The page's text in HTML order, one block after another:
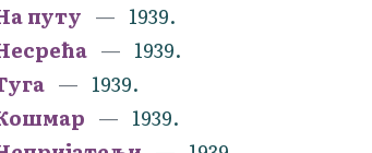
путу
1939.
1939.
1939.
1939.